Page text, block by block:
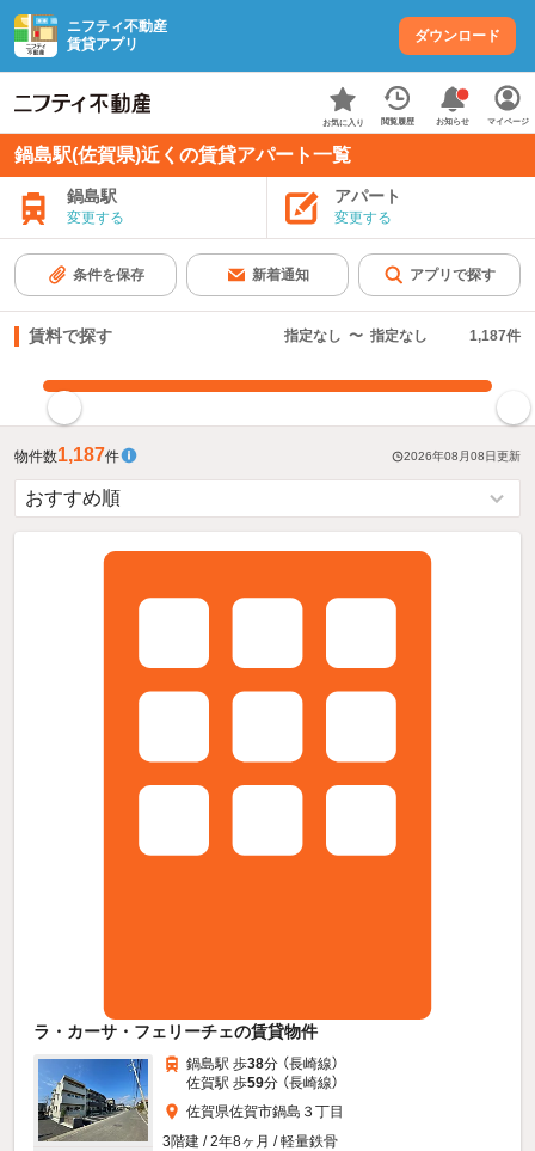
ニフティ不動産
賃貸アプリ
ダウンロード
お気に入り 閲覧履歴 お知らせ マイページ
鍋島駅(佐賀県)近くの賃貸アパート一覧
鍋島駅
変更する
アパート
変更する
条件を保存 新着通知 アプリで探す
賃料で探す 指定なし 〜 指定なし 1,187件
物件数1,187件 2026年08月08日更新
ラ・カーサ・フェリーチェの賃貸物件
鍋島駅 歩38分 （長崎線）
佐賀駅 歩59分 （長崎線）
佐賀県佐賀市鍋島３丁目
3階建 / 2年8ヶ月 / 軽量鉄骨